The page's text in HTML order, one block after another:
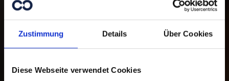
Zustimmung Details Über Cookies
Diese Webseite verwendet Cookies